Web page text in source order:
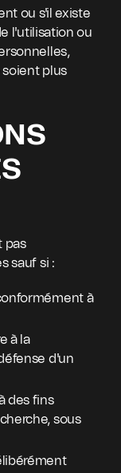
ou s'il existe
l'utilisation ou
soient plus
pas
sauf si :
à
à la
d'un
des fins
sous